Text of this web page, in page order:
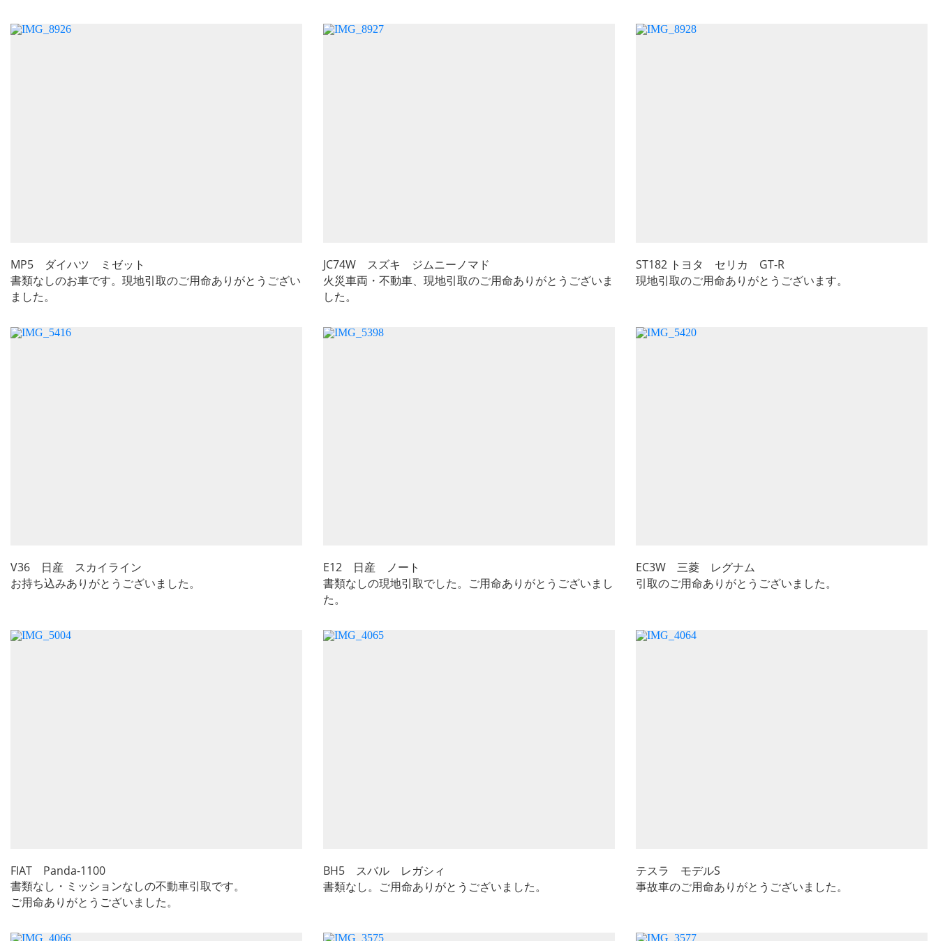
MP5 ダイハツ ミゼット
書類なしのお車です。現地引取のご用命ありがとうござい
ました。
JC74W スズキ ジムニーノマド
火災車両・不動車、現地引取のご用命ありがとうございま
した。
ST182 トヨタ セリカ GT-R
現地引取のご用命ありがとうございます。
V36 日産 スカイライン
お持ち込みありがとうございました。
E12 日産 ノート
書類なしの現地引取でした。ご用命ありがとうございまし
た。
EC3W 三菱 レグナム
引取のご用命ありがとうございました。
FIAT Panda-1100
書類なし・ミッションなしの不動車引取です。
ご用命ありがとうございました。
BH5 スバル レガシィ
書類なし。ご用命ありがとうございました。
テスラ モデルS
事故車のご用命ありがとうございました。